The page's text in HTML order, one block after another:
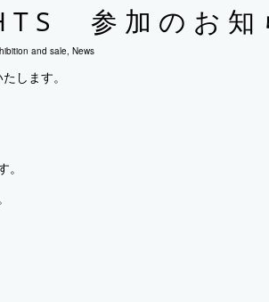
参加のお知
and sale, News
します。